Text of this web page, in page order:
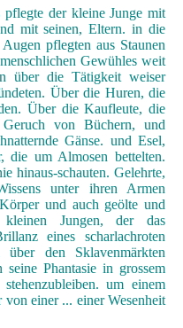
der kleine Junge mit
mit seinen, Eltern. in die
pflegten aus Staunen
Gewühles weit
über die Tätigkeit weiser
Über die Huren, die
Über die Kaufleute, die
von Büchern, und
Gänse. und Esel,
die um Almosen bettelten.
hinaus-schauten. Gelehrte,
unter ihren Armen
und auch geölte und
Jungen, der das
eines scharlachroten
den Sklavenmärkten
Phantasie in grossem
um einem
von einer ... einer Wesenheit